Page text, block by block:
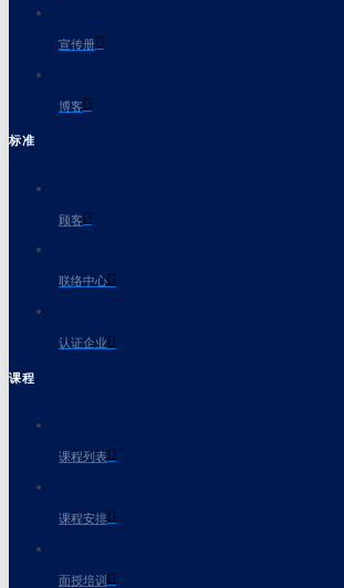
宣传册
博客
标准
顾客
联络中心
认证企业
课程
课程列表
课程安排
面授培训